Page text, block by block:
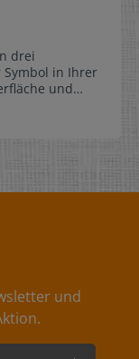
drei
Symbol in Ihrer
und
Polyester-
und